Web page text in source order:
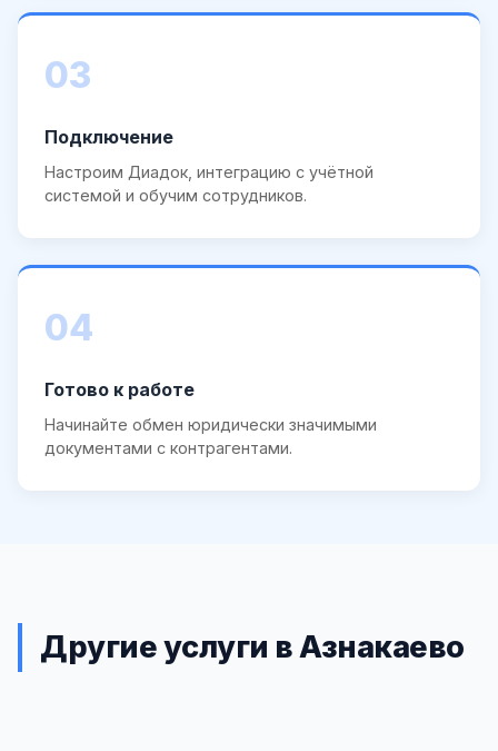
03
Подключение
Настроим Диадок, интеграцию с учётной
системой и обучим сотрудников.
04
Готово к работе
Начинайте обмен юридически значимыми
документами с контрагентами.
Другие услуги в Азнакаево